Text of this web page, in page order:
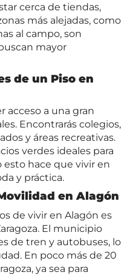
cerca de tiendas,
más alejadas, como
al campo, son
mayor
de un Piso en
acceso a una gran
Encontrarás colegios,
y áreas recreativas.
verdes ideales para
esto hace que vivir en
y práctica.
en Alagón
de vivir en Alagón es
El municipio
de tren y autobuses, lo
En poco más de 20
ya sea para